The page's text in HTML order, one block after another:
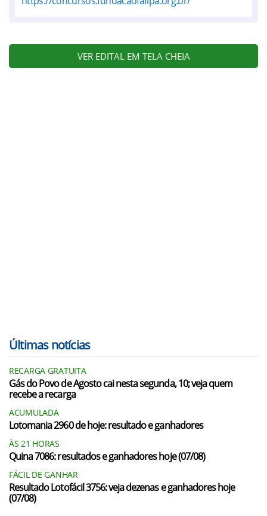
VER EDITAL EM TELA CHEIA
Últimas notícias
RECARGA GRATUITA
Gás do Povo de Agosto cai nesta segunda, 10; veja quem
recebe a recarga
ACUMULADA
Lotomania 2960 de hoje: resultado e ganhadores
ÀS 21 HORAS
Quina 7086: resultados e ganhadores hoje (07/08)
FÁCIL DE GANHAR
Resultado Lotofácil 3756: veja dezenas e ganhadores hoje
(07/08)